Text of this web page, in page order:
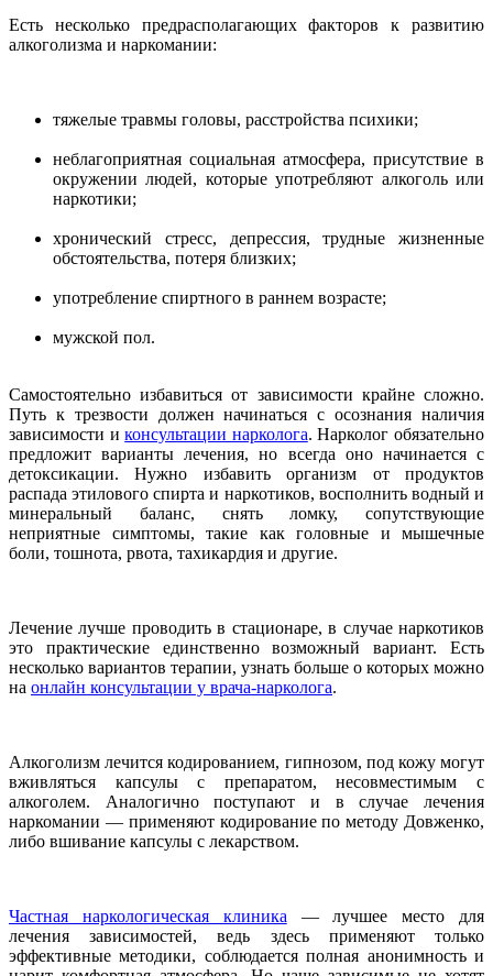
Есть несколько предрасполагающих факторов к развитию
алкоголизма и наркомании:
тяжелые травмы головы, расстройства психики;
неблагоприятная социальная атмосфера, присутствие в
окружении людей, которые употребляют алкоголь или
наркотики;
хронический стресс, депрессия, трудные жизненные
обстоятельства, потеря близких;
употребление спиртного в раннем возрасте;
мужской пол.
Самостоятельно избавиться от зависимости крайне сложно.
Путь к трезвости должен начинаться с осознания наличия
зависимости иконсультации нарколога. Нарколог обязательно
предложит варианты лечения, но всегда оно начинается с
детоксикации. Нужно избавить организм от продуктов
распада этилового спирта и наркотиков, восполнить водный и
минеральный баланс, снять ломку, сопутствующие
неприятные симптомы, такие как головные и мышечные
боли, тошнота, рвота, тахикардия и другие.
Лечение лучше проводить в стационаре, в случае наркотиков
это практические единственно возможный вариант. Есть
несколько вариантов терапии, узнать больше о которых можно
на онлайн консультации у врача-нарколога.
Алкоголизм лечится кодированием, гипнозом, под кожу могут
вживляться капсулы с препаратом, несовместимым с
алкоголем. Аналогично поступают и в случае лечения
наркомании — применяют кодирование по методу Довженко,
либо вшивание капсулы с лекарством.
Частная наркологическая клиника— лучшее место для
лечения зависимостей, ведь здесь применяют только
эффективные методики, соблюдается полная анонимность и